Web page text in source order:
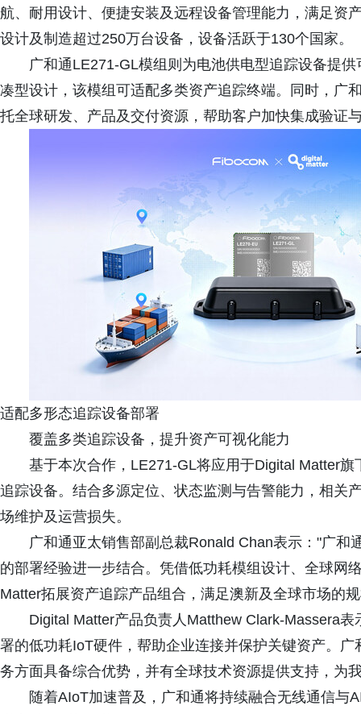
航、耐用设计、便捷安装及远程设备管理能力，满足资
设计及制造超过250万台设备，设备活跃于130个国家。
广和通LE271-GL模组则为电池供电型追踪设备提
凑型设计，该模组可适配多类资产追踪终端。同时，广
托全球研发、产品及交付资源，帮助客户加快集成验证
适配多形态追踪设备部署
覆盖多类追踪设备，提升资产可视化能力
基于本次合作，LE271-GL将应用于Digital Matter
追踪设备。结合多源定位、状态监测与告警能力，相关
场维护及运营损失。
广和通亚太销售部副总裁Ronald Chan表示："广
的部署经验进一步结合。凭借低功耗模组设计、全球网
Matter拓展资产追踪产品组合，满足澳新及全球市场的
Digital Matter产品负责人Matthew Clark-Massera
署的低功耗IoT硬件，帮助企业连接并保护关键资产。
务方面具备综合优势，并有全球技术资源提供支持，为
随着AIoT加速普及，广和通将持续融合无线通信与